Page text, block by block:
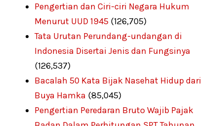
Pengertian dan Ciri-ciri Negara Hukum
Menurut UUD 1945 (126,705)
Tata Urutan Perundang-undangan di
Indonesia Disertai Jenis dan Fungsinya
(126,537)
Bacalah 50 Kata Bijak Nasehat Hidup dari
Buya Hamka (85,045)
Pengertian Peredaran Bruto Wajib Pajak